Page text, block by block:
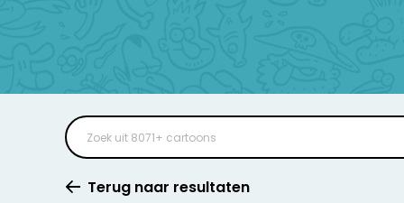
Terug naar resultaten